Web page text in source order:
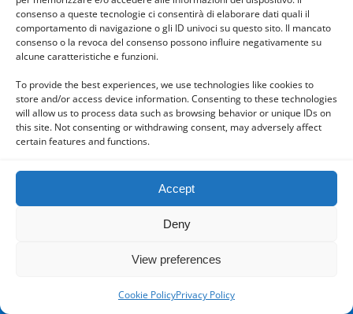
consenso a queste tecnologie ci consentirà di elaborare dati quali il
comportamento di navigazione o gli ID univoci su questo sito. Il mancato
consenso o la revoca del consenso possono influire negativamente su
alcune caratteristiche e funzioni.
To provide the best experiences, we use technologies like cookies to
store and/or access device information. Consenting to these technologies
will allow us to process data such as browsing behavior or unique IDs on
this site. Not consenting or withdrawing consent, may adversely affect
certain features and functions.
Accept
Deny
View preferences
Cookie PolicyPrivacy Policy
Powered by
WPtouch Mobile Suite for WordPress